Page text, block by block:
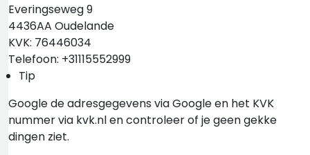
Everingseweg 9
4436AA Oudelande
KVK: 76446034
Telefoon: +31115552999
Tip
Google de adresgegevens via Google en het KVK
nummer via kvk.nl en controleer of je geen gekke
dingen ziet.